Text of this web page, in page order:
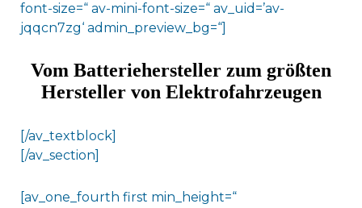
font-size=“ av-mini-font-size=“ av_uid=’av-
jqqcn7zg‘ admin_preview_bg=“]
Vom Batteriehersteller zum größten
Hersteller von Elektrofahrzeugen
[/av_textblock]
[/av_section]
[av_one_fourth first min_height=“